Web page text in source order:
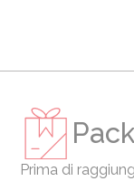
Prima di